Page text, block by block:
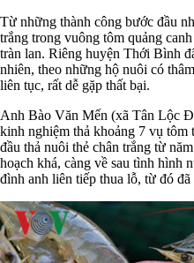
Từ những thành công bước đầu
trắng trong vuông tôm quảng
tràn lan. Riêng huyện Thới Bình
nhiên, theo những hộ nuôi có
liên tục, rất dễ gặp thất bại.
Anh Bào Văn Mến (xã Tân Lộc
kinh nghiệm thả khoảng 7 vụ tôm
đầu thả nuôi thẻ chân trắng từ
hoạch khá, càng về sau tình hình
đình anh liên tiếp thua lỗ, từ đó